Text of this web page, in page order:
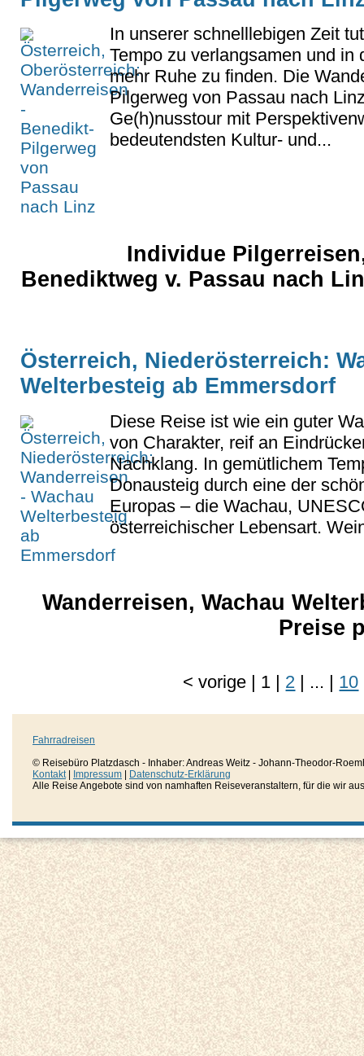
In unserer schnelllebigen Zeit
Tempo zu verlangsamen und in
mehr Ruhe zu finden. Die
Pilgerweg von Passau nach
Ge(h)nusstour mit
bedeutendsten Kultur- und...
Individue
Benediktweg v. Passau nach
Österreich, Niederösterreich:
Welterbesteig ab Emmersdorf
Diese Reise ist wie ein guter
von Charakter, reif an
Nachklang. In gemütlichem
Donausteig durch eine der
Europas – die Wachau,
österreichischer Lebensart.
Wanderreisen, Wachau
Preise
<vorige | 1 | 2 | ... | 10
Fahrradreisen
© Reisebüro Platzdasch - Inhaber: Andreas Weitz - Johann-Theodor-
Kontakt| Impressum
Datenschutz-Erklärung
Alle Reise Angebote sind von namhaften Reiseveranstaltern, für die wir